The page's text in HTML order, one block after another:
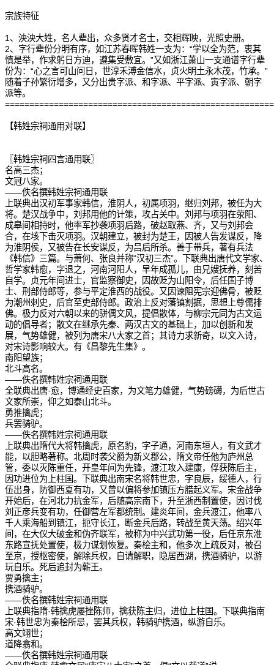
宗族特征
1、泱泱大姓，名人辈出，众多贤才名士，交相辉映，光照史册。
2、字行辈份分明有序，如江苏春晖韩姓一支为：“学以全为范，衷其
慎是举，作求躬日方迪，遵集受敷宜。”又如浙江萧山一支通谱字行辈
份为：“心之言可山问日，世淳禾溥金信水，贞火明土永木茂，竹承。”
随着子孙繁衍增多，又分出贵字派、和字派、平字派、寅字派、朝字
派等。
【韩姓宗祠通用对联】
〖韩姓宗祠四言通用联〗
名高三杰；
文冠八家。
——佚名撰韩姓宗祠通用联
上联典出汉初军事家韩信，淮阴人，初属项羽，继归刘邦，被任为大
将。楚汉战争中，刘邦用他的计策，攻占关中。刘邦与项羽在荥阳、
成皋间相持时，他率军抄袭项羽后路，破赵取燕、齐，又与刘邦会
合，在垓下击灭项羽。汉朝建立，被封为楚王，因被人告发谋反，降
为淮阴侯，又被告在长安谋反，为吕后所杀。善于带兵，著有兵法
《韩信》三篇。与萧何、张良并称“汉初三杰”。下联典出唐代文学家、
哲学家韩愈，字退之，河南河阳人，早年成孤儿，由兄嫂抚养，刻苦
自学。贞元年间进士，官监察御史，因故贬为山阳令，后任国子博
士、刑部侍郎等，参与平定淮西的战役。又因谏阻宪宗迎佛骨，被贬
为潮州刺史，后官至吏部侍郎。政治上反对藩镇割据，思想上尊儒排
佛。极力反对六朝以来的骈偶文风，提倡散体，与柳宗元同为古文运
动的倡导者；散文在继承先秦、两汉古文的基础上，加以创新和发
展，气势雄健，被列为唐宋八大家之首；其诗力求新奇，以文入诗，
对宋诗影响较大。有《昌黎先生集》。
南阳望族；
北斗高名。
——佚名撰韩姓宗祠通用联
全联典出唐·愈，博通经史百家，为文笔力雄健，气势磅礴，为后世古
文家所崇，仰之如泰山北斗。
勇推擒虎；
兵罢骑驴。
——佚名撰韩姓宗祠通用联
上联典出隋代大将韩擒虎，原名豹，字子通，河南东垣人，有文武才
能，以胆略著称。北周时袭父爵为新义郡公，隋文帝任他为庐州总
管，委以灭陈重任，开皇年间为先锋，渡江攻入建康，俘获陈后主，
因功进位为上柱国。下联典出南宋名将韩世忠，字良辰，绥德人，行
伍出身，防御西夏有功，又曾以偏将参加镇压方腊起义军。宋金战争
开始后，在河北力抗金军，后随高宗南下，升至浙西制置使，因讨伐
刘正彦兵变有功，任御营左军都统制。建炎年间，金兵渡江，他率八
千人乘海船到镇江，扼守长江，断金兵后路，转战至黄天荡。绍兴年
间，在大仪大破金和伪齐联军，被称为中兴武功第一役，后任京东淮
东路宣抚处置使，极力谋划恢复。秦桧主和，他多次上疏反对，被召
至京，授枢密使，解除兵权，自请解职，隐居西湖，携酒骑驴，以游
玩自乐。死后追封为蕲王。
贾勇擒主；
携酒骑驴。
——佚名撰韩姓宗祠通用联
上联典指隋·韩擒虎屡挫陈师，擒获陈主归，进位上柱国。下联典指南
宋·韩世忠为秦桧所忌，罢其兵权，韩骑驴携酒，纵游自乐。
高文翊世；
道降翕和。
——佚名撰韩姓宗祠通用联